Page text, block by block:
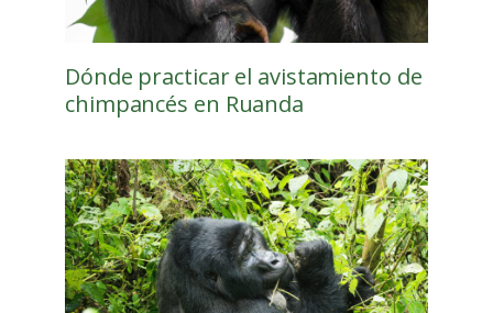
Dónde practicar el avistamiento de
chimpancés en Ruanda